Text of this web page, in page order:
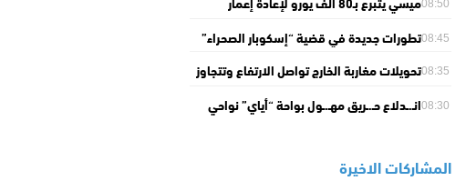
08:50
المناطق المتضـ.ـررة من الحـ.ـرائق بمدريد
08:45تطورات جديدة في قضية “إسكوبار الصحراء”
08:35تحويلات مغاربة الخارج تواصل الارتفاع وتتجاوز
08:30انـ.ـدلاع حـ.ـريق مهـ.ـول بواحة “أياي” نواحي
المشاركات الاخيرة